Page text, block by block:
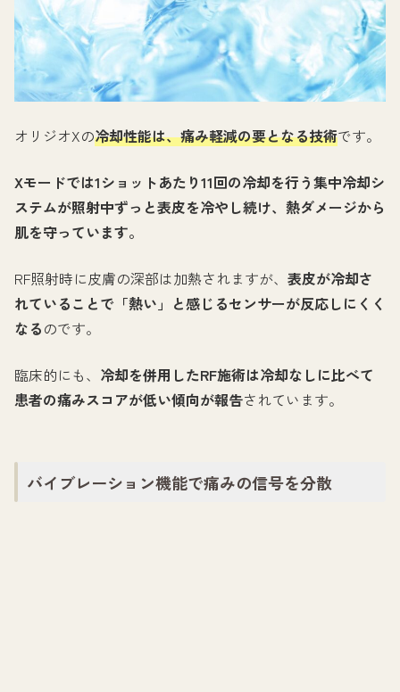
オリジオXの冷却性能は、痛み軽減の要となる技術です。
Xモードでは1ショットあたり11回の冷却を行う集中冷却シ
ステムが照射中ずっと表皮を冷やし続け、熱ダメージから
肌を守っています。
RF照射時に皮膚の深部は加熱されますが、 表皮が冷却さ
れていることで「熱い」と感じるセンサーが反応しにくく
なるのです。
臨床的にも、 冷却を併用したRF施術は冷却なしに比べて
患者の痛みスコアが低い傾向が報告されています。
バイブレーション機能で痛みの信号を分散